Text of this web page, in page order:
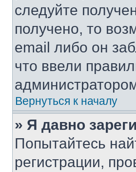
следуйте
получено, то
email либо он
что ввели
Вернуться к началу
» Я давно
Попытайтесь
регистрации,